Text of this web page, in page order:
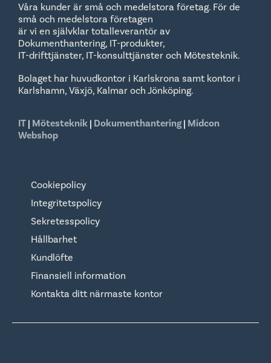
Våra kunder är små och medelstora företag. För de
små och medelstora företagen
är vi en självklar totalleverantör av
Dokumenthantering, IT-produkter,
IT-drifttjänster, IT-konsulttjänster och Mötesteknik.
Bolaget har huvudkontor i Karlskrona samt kontor i
Karlshamn, Växjö, Kalmar och Jönköping.
IT | Mötesteknik | Dokumenthantering| Midcon
Webshop
Cookiepolicy
Integritetspolicy
Sekretesspolicy
Hållbarhet
Kundlöfte
Finansiell information
Kontakta ditt närmaste kontor